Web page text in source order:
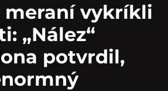
meraní vykríkli
„Nález“
potvrdil,